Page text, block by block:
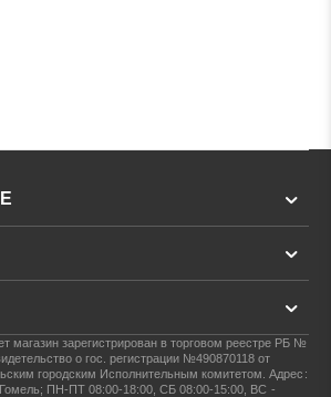
магазин зарегистрирован в торговом реестре РБ №
о гос. регистрации №490870118 от
городским Исполнительным комитетом.Адрес:
Гомель; ПН-ПТ 08:00-18:00, СБ 08:00-15:00, ВС -